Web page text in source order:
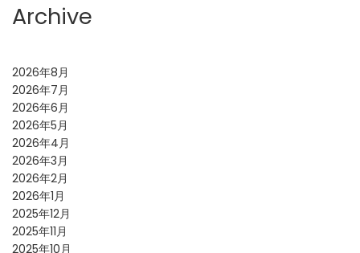
Archive
2026年8月
2026年7月
2026年6月
2026年5月
2026年4月
2026年3月
2026年2月
2026年1月
2025年12月
2025年11月
2025年10月